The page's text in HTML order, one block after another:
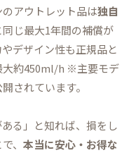
アウトレット品は独自
じ最大1年間の補償が
デザイン性も正規品と
大約450ml/h ※主要モデ
されています。
ある」と知れば、損をし
、本当に安心・お得な